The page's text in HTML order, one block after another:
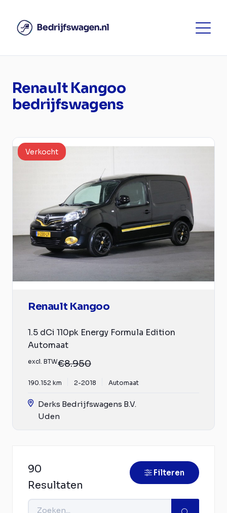
Renault Kangoo
bedrijfswagens
Verkocht
Renault Kangoo
1.5 dCi 110pk Energy Formula Edition
Automaat
excl. BTW€8.950
190.152 km 2-2018 Automaat
Derks Bedrijfswagens B.V.
Uden
90
Resultaten
Filteren